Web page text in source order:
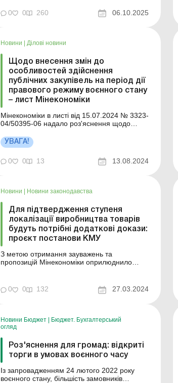
земельних торгах. Баланс-Агро № 40 від 7
жовтня 2025 року Підприємство бере участь
призначення ...
0 0 260 06.10.2025
Новини Ділові новини
Щодо внесення змін до
особливостей здійснення
публічних закупівель на період дії
правового режиму воєнного стану
– лист Мінекономіки
Мінекономіки в листі від 15.07.2024 № 3323-
04/50395-06 надало роз'яснення щодо
публічних закупівель на період дії правового
режиму воєнного стану. МІНІСТЕРСТВО
№ 3323-04/50395-06 Органам державної
УВАГА!
0 0 13 13.08.2024
Новини Новини законодавства
Для підтвердження ступеня
локалізації виробництва товарів
будуть потрібні додаткові докази:
проєкт постанови КМУ
З метою отримання зауважень та
пропозицій Мінекономіки оприлюднило
Кабінету Міністрів України від 24 лютого
2016 р. № 166 і від 2 серпня 2022 р. №
0 0 132 27.03.2024
Новини Бюджет | Бюджет. Бухгалтерський
огляд
Роз'яснення для громад: відкриті
торги в умовах воєнного часу
Із запровадженням 24 лютого 2022 року
воєнного стану, більшість замовників